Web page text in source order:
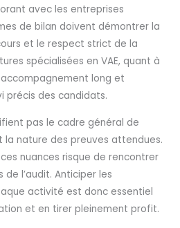
avec les entreprises
de bilan doivent démontrer la
et le respect strict de la
spécialisées en VAE, quant à
long et
précis des candidats.
pas le cadre général de
la nature des preuves attendues.
nuances risque de rencontrer
l’audit. Anticiper les
activité est donc essentiel
et en tirer pleinement profit.